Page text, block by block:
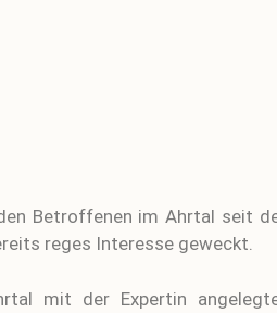
Betroffenen im Ahrtal seit
reges Interesse geweckt.
mit der Expertin